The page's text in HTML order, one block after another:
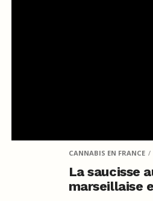
CANNABIS EN FRANCE
La saucisse
marseillaise